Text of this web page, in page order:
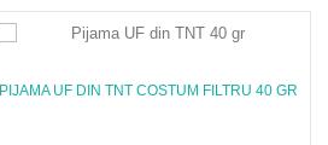
PIJAMA UF DIN TNT COSTUM FILTRU 40 GR